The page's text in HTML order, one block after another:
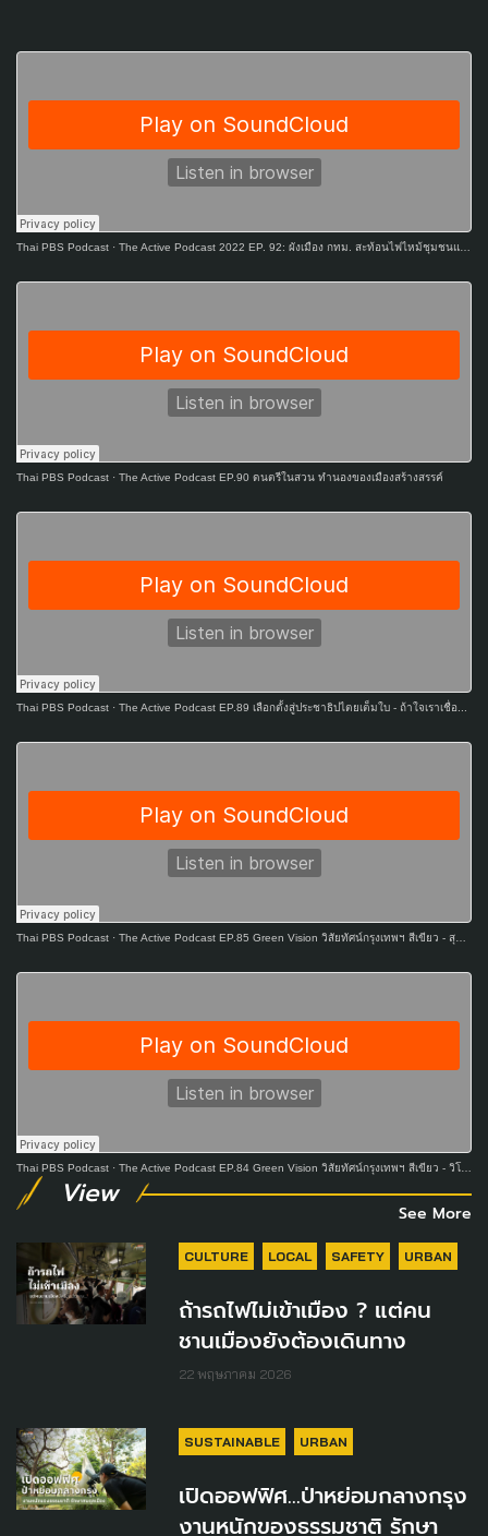
Thai PBS Podcast · The Active Podcast 2022 EP. 92: ผังเมือง กทม. สะท้อนไฟไหม้ชุมชนแออัด
Thai PBS Podcast · The Active Podcast EP.90 ดนตรีในสวน ทำนองของเมืองสร้างสรรค์
Thai PBS Podcast · The Active Podcast EP.89 เลือกตั้งสู่ประชาธิปไตยเต็มใบ - ถ้าใจเราเชื่อ...
Thai PBS Podcast · The Active Podcast EP.85 Green Vision วิสัยทัศน์กรุงเทพฯ สีเขียว - สุชัชวีร์ สุวรรณสวัสดิ์
Thai PBS Podcast · The Active Podcast EP.84 Green Vision วิสัยทัศน์กรุงเทพฯ สีเขียว - วิโรจน์ ลักขณาอดิศร
View
See More
CULTURE LOCAL SAFETY URBAN
ถ้ารถไฟไม่เข้าเมือง ? แต่คน
ชานเมืองยังต้องเดินทาง
22 พฤษภาคม 2026
SUSTAINABLE URBAN
เปิดออฟฟิศ...ป่าหย่อมกลางกรุง
งานหนักของธรรมชาติ รักษา